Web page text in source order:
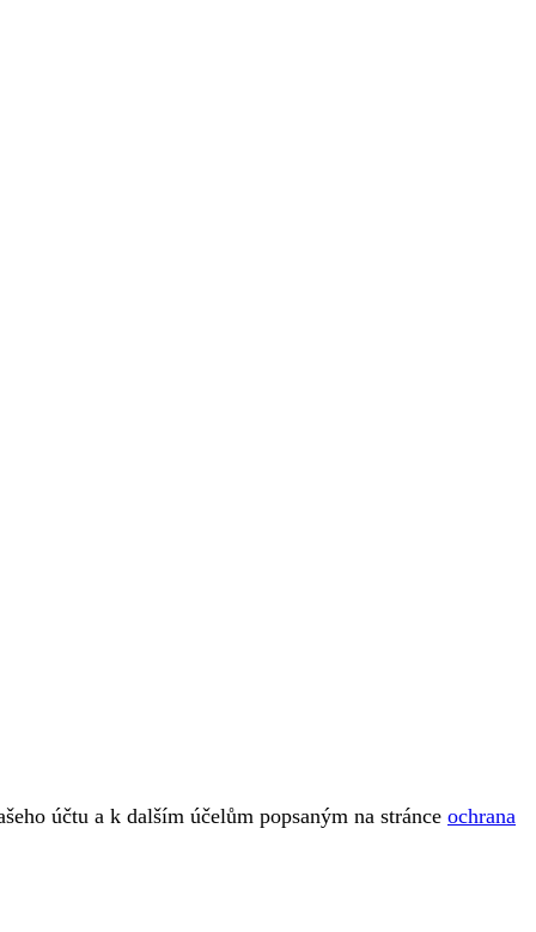
účtu a k dalším účelům popsaným na stránce ochrana